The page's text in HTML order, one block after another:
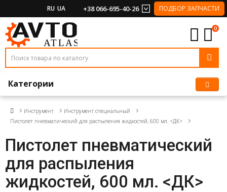
RU UA +38 066-695-40-26 ПОДБОР ЗАПЧАСТИ
0
Категории
Инструмент
Инструмент специальный
Пистолет пневматический для распыления жидкостей, 600 мл. <ДК>
Пистолет пневматический
для распыления
жидкостей, 600 мл. <ДК>